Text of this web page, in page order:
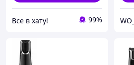
Все в хату! 99%